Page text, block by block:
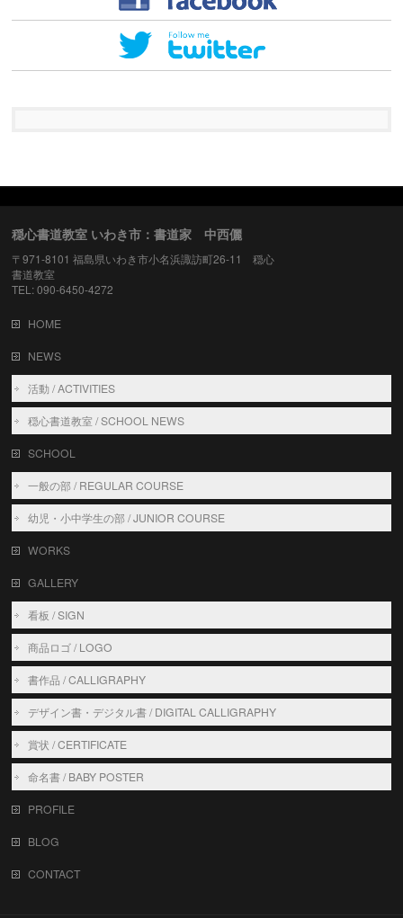
穏心書道教室 いわき市：書道家 中西儷
〒971-8101 福島県いわき市小名浜諏訪町26-11 穏心
書道教室
TEL: 090-6450-4272
HOME
NEWS
活動 / ACTIVITIES
穏心書道教室 / SCHOOL NEWS
SCHOOL
一般の部 / REGULAR COURSE
幼児・小中学生の部 / JUNIOR COURSE
WORKS
GALLERY
看板 / SIGN
商品ロゴ / LOGO
書作品 / CALLIGRAPHY
デザイン書・デジタル書 / DIGITAL CALLIGRAPHY
賞状 / CERTIFICATE
命名書 / BABY POSTER
PROFILE
BLOG
CONTACT